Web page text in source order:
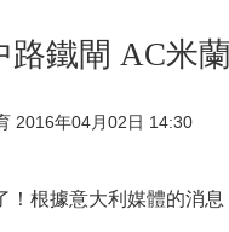
路鐵閘 AC米
2016年04月02日 14:30
根據意大利媒體的消息